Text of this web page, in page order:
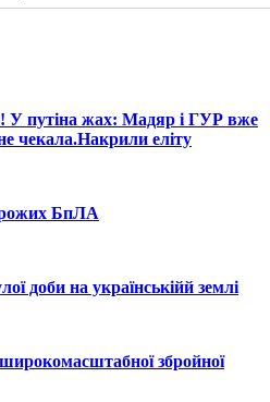
У путіна жах: Мадяр і ГУР вже
чекала.Накрили еліту
БпЛА
доби на українськійй землі
збройної